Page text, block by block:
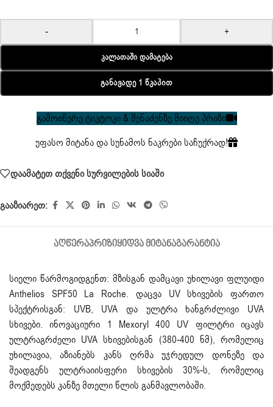
- +
Კალათაში Დამატება
Განავადე 1 Წკაპით
გამოიწერე ტიკტოკი & შენაძენზე მიიღე პრიზი
უფასო მიტანა და სუნამოს ნაკრები საჩუქრად!
დაამატეთ თქვენი სურვილების სიაში
გააზიარეთ:
ᲐᲦᲬᲔᲠᲐᲞᲠᲘᲖᲘᲧᲘᲓᲕᲐ ᲛᲘᲢᲐᲜᲐᲒᲐᲠᲐᲜᲢᲘᲐ
სიელი წარმოგიდგენთ: მზისგან დამცავი უხილავი ფლუიდი
Anthelios SPF50 La Roche. დაცვა UV სხივების ფართო
სპექტრისგან: UVB, UVA და ულტრა ხანგრძლივი UVA
სხივები. ინოვაციური 1 Mexoryl 400 UV ფილტრი იცავს
ულტრაგრძელი UVA სხივებისგან (380-400 ნმ), რომელიც
უხილავია, აზიანებს კანს ღრმა უჯრედულ დონეზე და
შეადგენს ულტრაიისფერი სხივების 30%-ს, რომელიც
მოქმედებს კანზე მთელი წლის განმავლობაში.